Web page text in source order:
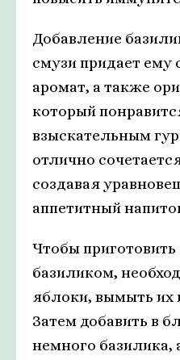
Добавление
смузи придает
аромат, а также
который
взыскательным
отлично
создавая
аппетитный
Чтобы
базиликом,
яблоки, вымыть их
Затем добавить в
немного базилика,